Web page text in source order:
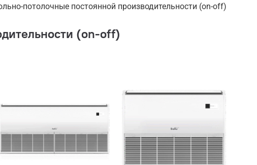
потолочные постоянной производительности (on-off)
(on-off)